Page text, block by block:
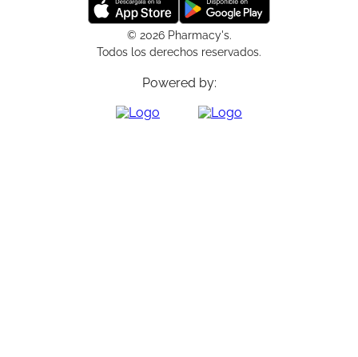
© 2026 Pharmacy's.
Todos los derechos reservados.
Powered by: